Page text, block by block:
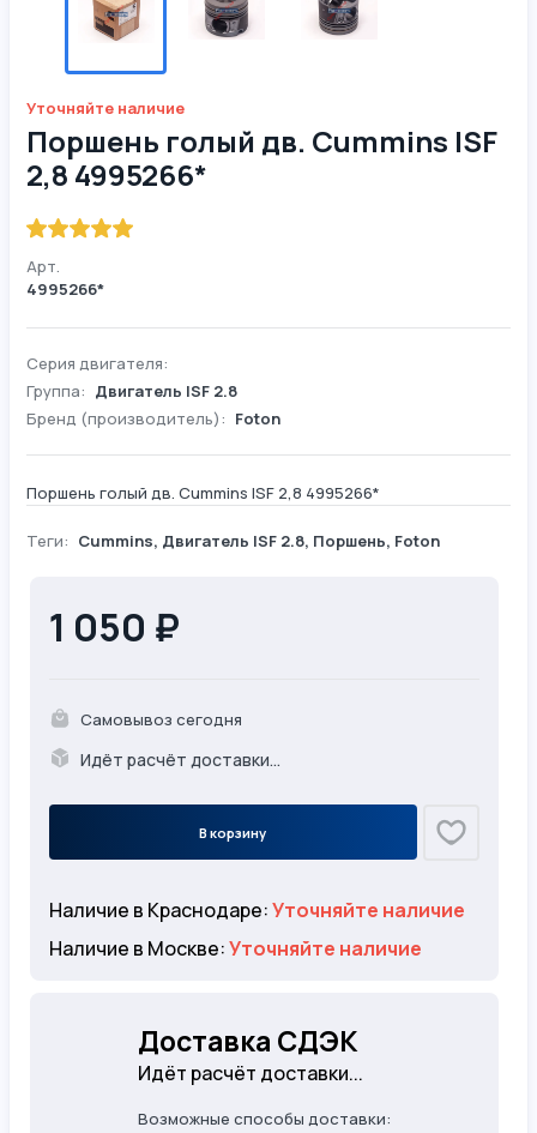
Уточняйте наличие
Поршень голый дв. Cummins ISF
2,8 4995266*
Арт.
4995266*
Серия двигателя:
Группа: Двигатель ISF 2.8
Бренд (производитель): Foton
Поршень голый дв. Cummins ISF 2,8 4995266*
Теги: Cummins, Двигатель ISF 2.8, Поршень, Foton
1 050 ₽
Самовывоз сегодня
Идёт расчёт доставки...
В корзину
Наличие в Краснодаре:Уточняйте наличие
Наличие в Москве:Уточняйте наличие
Доставка СДЭК
Идёт расчёт доставки...
Возможные способы доставки: